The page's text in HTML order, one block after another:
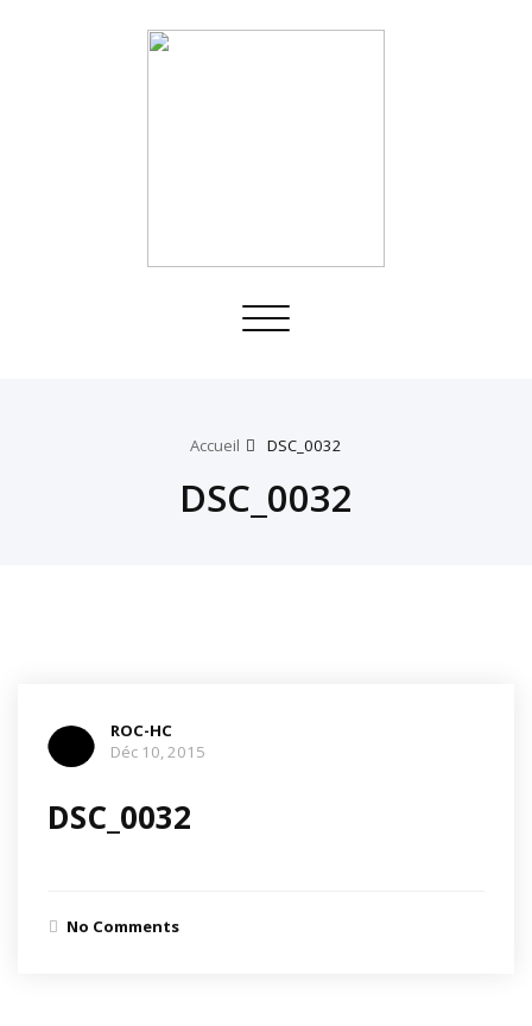
Toggle
Accueil DSC_0032
DSC_0032
ROC-HC
Déc 10, 2015
DSC_0032
No Comments